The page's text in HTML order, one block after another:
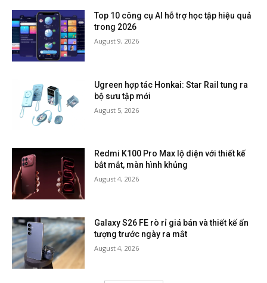
Top 10 công cụ AI hỗ trợ học tập hiệu quả
trong 2026
August 9, 2026
Ugreen hợp tác Honkai: Star Rail tung ra
bộ sưu tập mới
August 5, 2026
Redmi K100 Pro Max lộ diện với thiết kế
bắt mắt, màn hình khủng
August 4, 2026
Galaxy S26 FE rò rỉ giá bán và thiết kế ấn
tượng trước ngày ra mắt
August 4, 2026